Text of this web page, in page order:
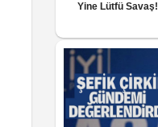
Yine Lütfü Savaş!